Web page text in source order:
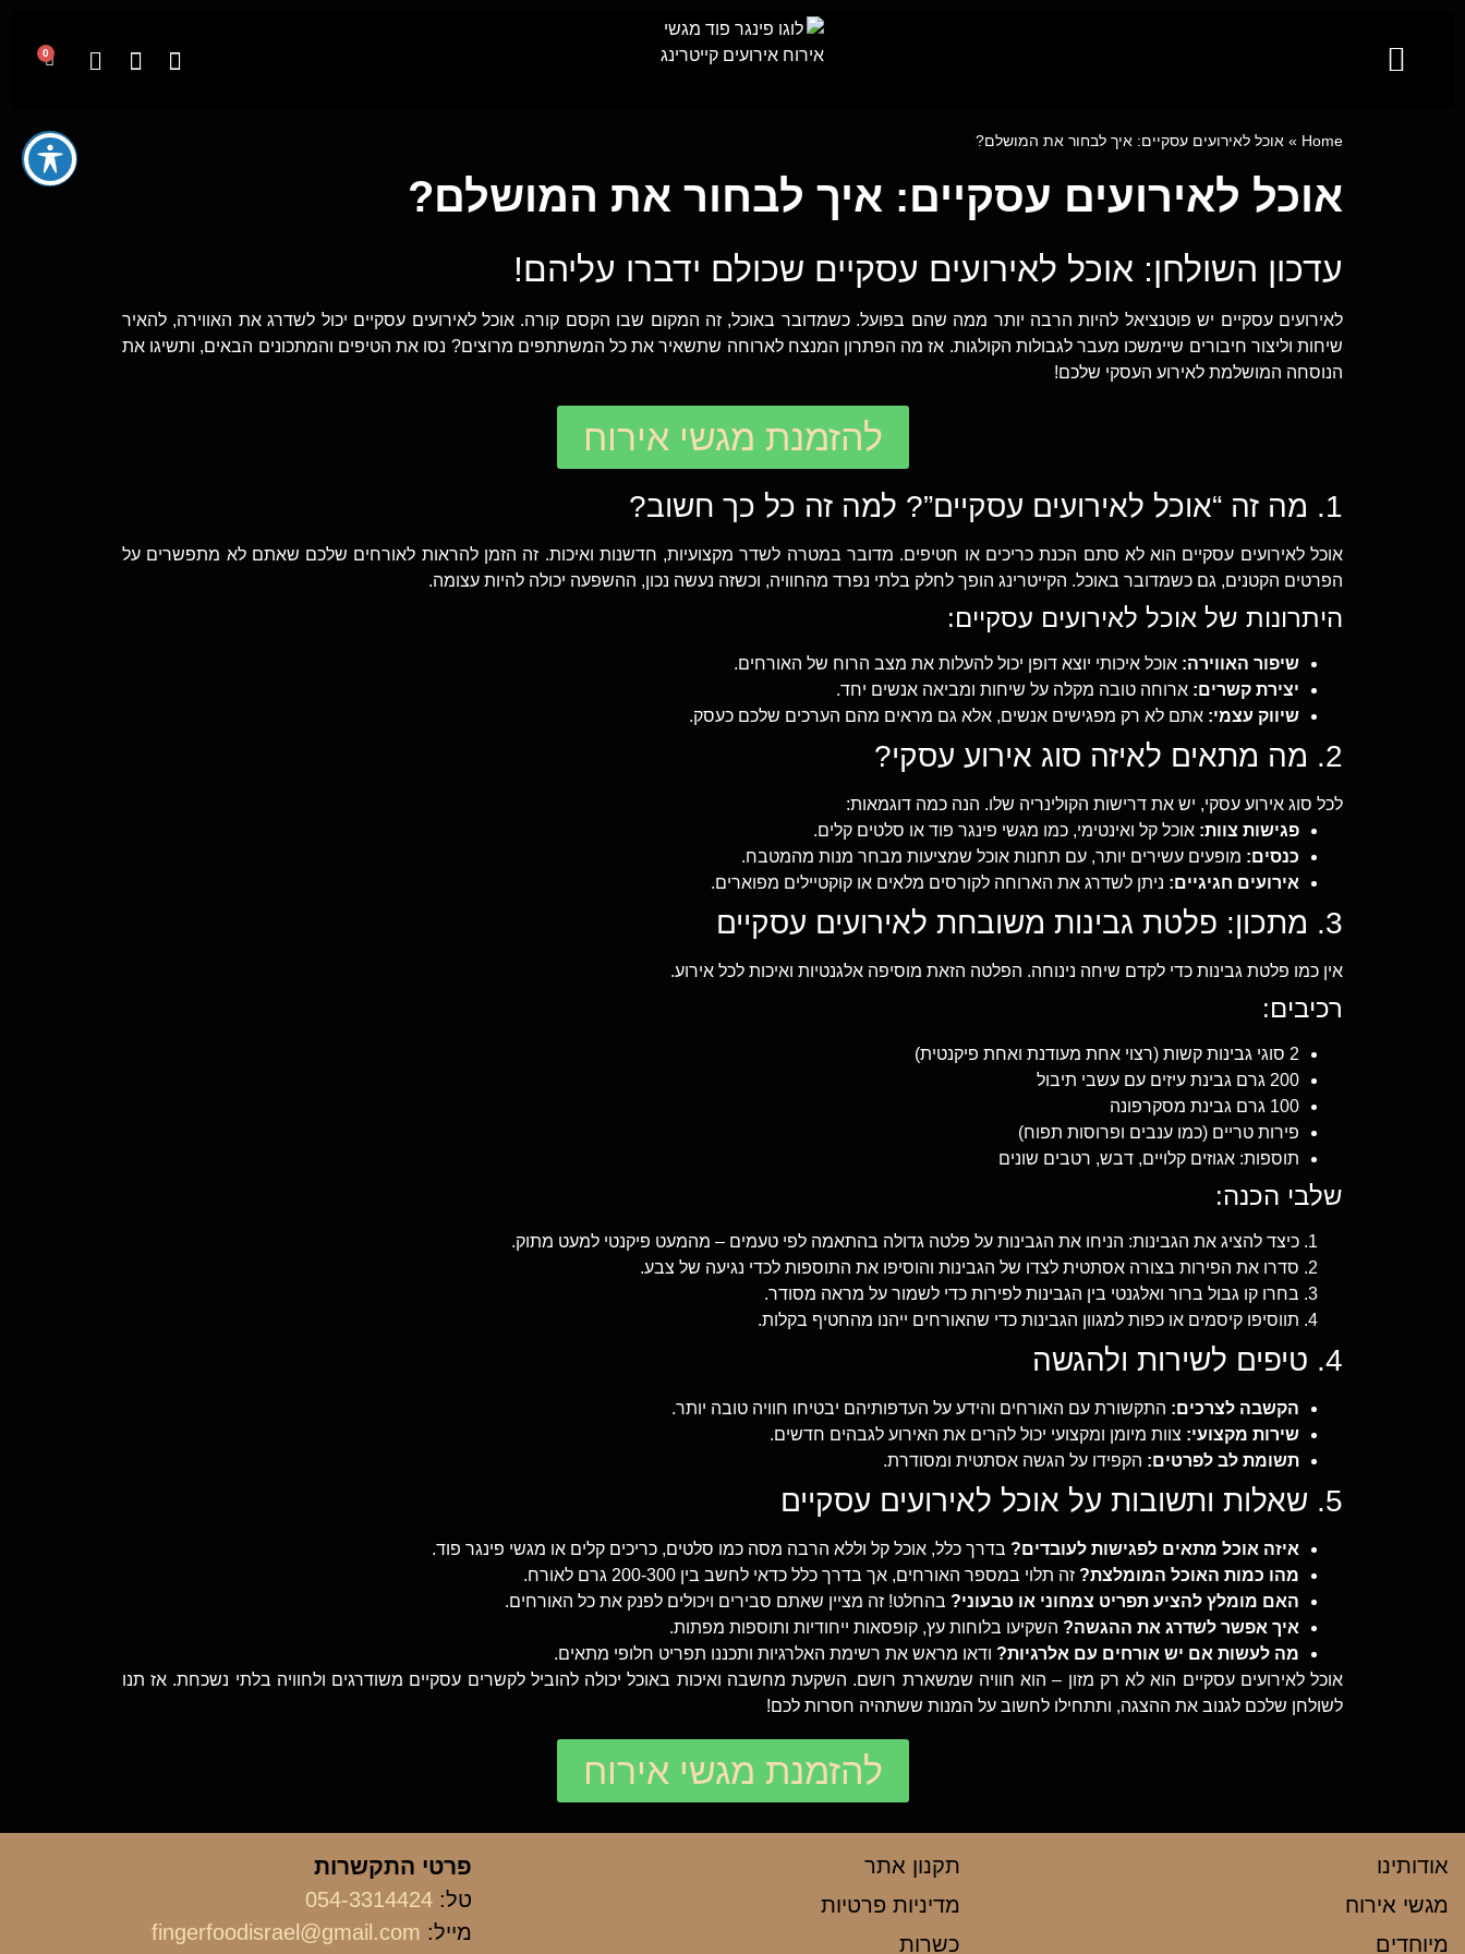
0
Home
» אוכל לאירועים עסקיים: איך לבחור את המושלם?
אוכל לאירועים עסקיים: איך לבחור את המושלם?
עדכון השולחן: אוכל לאירועים עסקיים שכולם ידברו עליהם!
לאירועים עסקיים יש פוטנציאל להיות הרבה יותר ממה שהם בפועל. כשמדובר באוכל, זה המקום שבו הקסם קורה. אוכל לאירועים עסקיים יכול לשדרג את האווירה, להאיר
שיחות וליצור חיבורים שיימשכו מעבר לגבולות הקולגות. אז מה הפתרון המנצח לארוחה שתשאיר את כל המשתתפים מרוצים? נסו את הטיפים והמתכונים הבאים, ותשיגו את
הנוסחה המושלמת לאירוע העסקי שלכם!
להזמנת מגשי אירוח
1. מה זה “אוכל לאירועים עסקיים”? למה זה כל כך חשוב?
אוכל לאירועים עסקיים הוא לא סתם הכנת כריכים או חטיפים. מדובר במטרה לשדר מקצועיות, חדשנות ואיכות. זה הזמן להראות לאורחים שלכם שאתם לא מתפשרים על
הפרטים הקטנים, גם כשמדובר באוכל. הקייטרינג הופך לחלק בלתי נפרד מהחוויה, וכשזה נעשה נכון, ההשפעה יכולה להיות עצומה.
היתרונות של אוכל לאירועים עסקיים:
שיפור האווירה: אוכל איכותי יוצא דופן יכול להעלות את מצב הרוח של האורחים.
יצירת קשרים: ארוחה טובה מקלה על שיחות ומביאה אנשים יחד.
שיווק עצמי: אתם לא רק מפגישים אנשים, אלא גם מראים מהם הערכים שלכם כעסק.
2. מה מתאים לאיזה סוג אירוע עסקי?
לכל סוג אירוע עסקי, יש את דרישות הקולינריה שלו. הנה כמה דוגמאות:
פגישות צוות: אוכל קל ואינטימי, כמו מגשי פינגר פוד או סלטים קלים.
כנסים: מופעים עשירים יותר, עם תחנות אוכל שמציעות מבחר מנות מהמטבח.
אירועים חגיגיים: ניתן לשדרג את הארוחה לקורסים מלאים או קוקטיילים מפוארים.
3. מתכון: פלטת גבינות משובחת לאירועים עסקיים
אין כמו פלטת גבינות כדי לקדם שיחה נינוחה. הפלטה הזאת מוסיפה אלגנטיות ואיכות לכל אירוע.
רכיבים:
2 סוגי גבינות קשות (רצוי אחת מעודנת ואחת פיקנטית)
200 גרם גבינת עיזים עם עשבי תיבול
100 גרם גבינת מסקרפונה
פירות טריים (כמו ענבים ופרוסות תפוח)
תוספות: אגוזים קלויים, דבש, רטבים שונים
שלבי הכנה:
כיצד להציג את הגבינות: הניחו את הגבינות על פלטה גדולה בהתאמה לפי טעמים – מהמעט פיקנטי למעט מתוק.
סדרו את הפירות בצורה אסתטית לצדו של הגבינות והוסיפו את התוספות לכדי נגיעה של צבע.
בחרו קו גבול ברור ואלגנטי בין הגבינות לפירות כדי לשמור על מראה מסודר.
תווסיפו קיסמים או כפות למגוון הגבינות כדי שהאורחים ייהנו מהחטיף בקלות.
4. טיפים לשירות ולהגשה
הקשבה לצרכים: התקשורת עם האורחים והידע על העדפותיהם יבטיחו חוויה טובה יותר.
שירות מקצועי: צוות מיומן ומקצועי יכול להרים את האירוע לגבהים חדשים.
תשומת לב לפרטים: הקפידו על הגשה אסתטית ומסודרת.
5. שאלות ותשובות על אוכל לאירועים עסקיים
איזה אוכל מתאים לפגישות לעובדים? בדרך כלל, אוכל קל וללא הרבה מסה כמו סלטים, כריכים קלים או מגשי פינגר פוד.
מהו כמות האוכל המומלצת? זה תלוי במספר האורחים, אך בדרך כלל כדאי לחשב בין 200-300 גרם לאורח.
האם מומלץ להציע תפריט צמחוני או טבעוני? בהחלט! זה מציין שאתם סבירים ויכולים לפנק את כל האורחים.
איך אפשר לשדרג את ההגשה? השקיעו בלוחות עץ, קופסאות ייחודיות ותוספות מפתות.
מה לעשות אם יש אורחים עם אלרגיות? ודאו מראש את רשימת האלרגיות ותכננו תפריט חלופי מתאים.
אוכל לאירועים עסקיים הוא לא רק מזון – הוא חוויה שמשארת רושם. השקעת מחשבה ואיכות באוכל יכולה להוביל לקשרים עסקיים משודרגים ולחוויה בלתי נשכחת. אז תנו
לשולחן שלכם לגנוב את ההצגה, ותתחילו לחשוב על המנות ששתהיה חסרות לכם!
להזמנת מגשי אירוח
אודותינו
מגשי אירוח
מיוחדים
תקנון אתר
מדיניות פרטיות
כשרות
פרטי התקשרות
טל: 054-3314424
מייל: fingerfoodisrael@gmail.com